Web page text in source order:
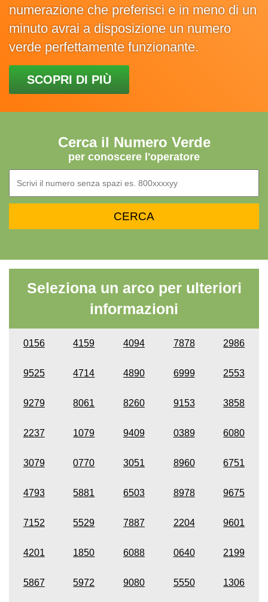
numerazione che preferisci e in meno di un
minuto avrai a disposizione un numero
verde perfettamente funzionante.
SCOPRI DI PIÙ
Cerca il Numero Verde
per conoscere l'operatore
Seleziona un arco per ulteriori
informazioni
0156 4159 4094 7878 2986
9525 4714 4890 6999 2553
9279 8061 8260 9153 3858
2237 1079 9409 0389 6080
3079 0770 3051 8960 6751
4793 5881 6503 8978 9675
7152 5529 7887 2204 9601
4201 1850 6088 0640 2199
5867 5972 9080 5550 1306